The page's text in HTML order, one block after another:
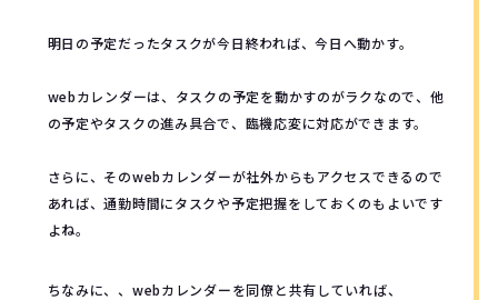
明日の予定だったタスクが今日終われば、今日へ動かす。
webカレンダーは、タスクの予定を動かすのがラクなので、他
の予定やタスクの進み具合で、臨機応変に対応ができます。
さらに、そのwebカレンダーが社外からもアクセスできるので
あれば、通勤時間にタスクや予定把握をしておくのもよいです
よね。
ちなみに、、webカレンダーを同僚と共有していれば、